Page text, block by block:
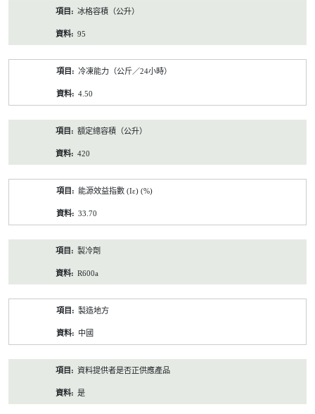
冰格容積（公升）
95
冷凍能力（公斤／24小時）
4.50
額定總容積（公升）
420
能源效益指數 (Iε) (%)
33.70
製冷劑
R600a
製造地方
中國
資料提供者是否正供應產品
是